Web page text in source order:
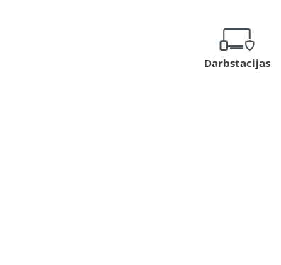
Darbstacijas